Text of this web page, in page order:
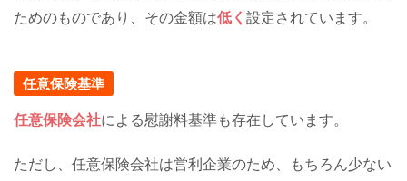
ためのものであり、その金額は低く 設定されています。
任意保険基準
任意保険会社による慰謝料基準も存在しています。
ただし、任意保険会社は営利企業のため、もちろん少ない